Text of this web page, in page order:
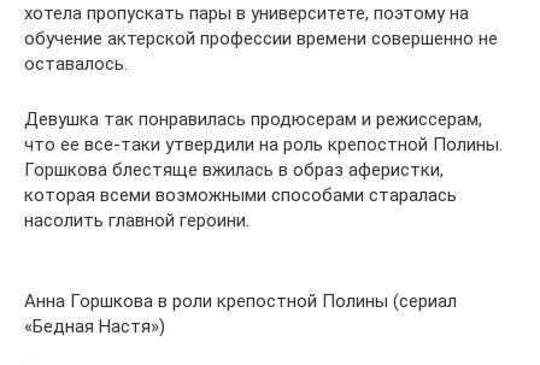
хотела пропускать пары в университете, поэтому на
обучение актерской профессии времени совершенно не
оставалось.
Девушка так понравилась продюсерам и режиссерам,
что ее все-таки утвердили на роль крепостной Полины.
Горшкова блестяще вжилась в образ аферистки,
которая всеми возможными способами старалась
насолить главной героини.
Анна Горшкова в роли крепостной Полины (сериал
«Бедная Настя»)